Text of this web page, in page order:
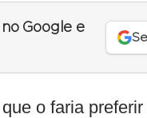
Google e
o faria